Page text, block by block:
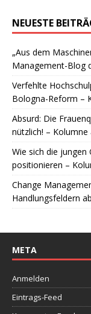
NEUESTE
„Aus dem
Management-Blog
Verfehlte
Bologna-Reform –
Absurd: Die
nützlich! –
Wie sich die
positionieren –
Change
Handlungsfeldern
META
Anmelden
Eintrags-Feed